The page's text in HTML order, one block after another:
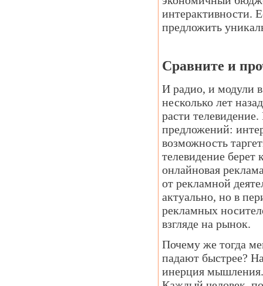
интерактивности.
предложить
Сравните и
И радио, и модули
несколько лет
расти
предложений:
возможность
телевидение берет
онлайновая
от рекламной
актуально, но в
рекламных
взгляде на рынок.
Почему же тогда
падают быстрее?
инерция